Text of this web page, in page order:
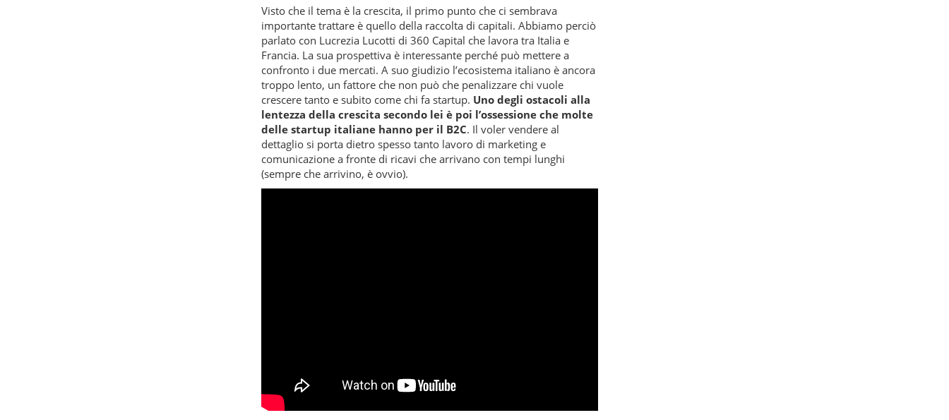
Visto che il tema è la crescita, il primo punto che ci sembrava
importante trattare è quello della raccolta di capitali. Abbiamo perciò
parlato con Lucrezia Lucotti di 360 Capital che lavora tra Italia e
Francia. La sua prospettiva è interessante perché può mettere a
confronto i due mercati. A suo giudizio l’ecosistema italiano è ancora
troppo lento, un fattore che non può che penalizzare chi vuole
crescere tanto e subito come chi fa startup. Uno degli ostacoli alla
lentezza della crescita secondo lei è poi l’ossessione che molte
delle startup italiane hanno per il B2C. Il voler vendere al
dettaglio si porta dietro spesso tanto lavoro di marketing e
comunicazione a fronte di ricavi che arrivano con tempi lunghi
(sempre che arrivino, è ovvio).